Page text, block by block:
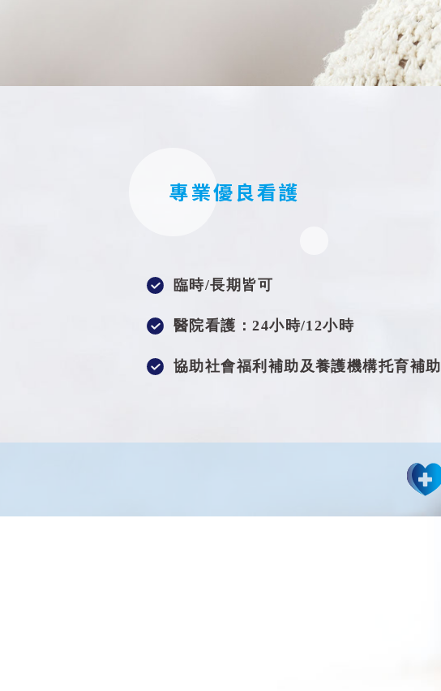
專業優良看護
臨時/長期皆可
醫院看護：24小時/12小時
協助社會福利補助及養護機構托育補助